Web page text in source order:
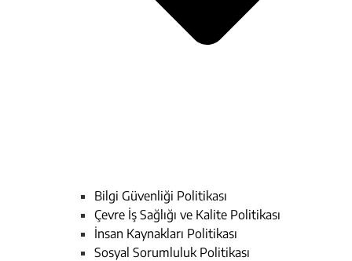
Bilgi Güvenliği Politikası
Çevre İş Sağlığı ve Kalite Politikası
İnsan Kaynakları Politikası
Sosyal Sorumluluk Politikası